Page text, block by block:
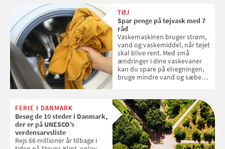
favorit og vinde en pude fra
FDB Møbler til en værdi af 599
kroner
TØJ
Spar penge på tøjvask med 7
råd
Vaskemaskinen bruger strøm,
vand og vaskemiddel, når tøjet
skal blive rent. Med små
ændringer i dine vaskevaner
kan du spare på elregningen,
bruge mindre vand og sæbe
enkle råd til at spare penge på
tøjvasken
FERIE I DANMARK
Besøg de 10 steder i Danmark,
der er på UNESCO’s
verdensarvsliste
Rejs 66 millioner år tilbage i